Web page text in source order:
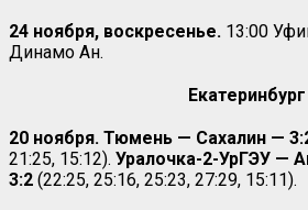
24 ноября, воскресенье. 13:00
Динамо Ан.
Екатеринбург
20 ноября. Тюмень — Сахалин —
21:25, 15:12). Уралочка-2-УрГЭУ —
3:2 (22:25, 25:16, 25:23, 27:29, 15:11).